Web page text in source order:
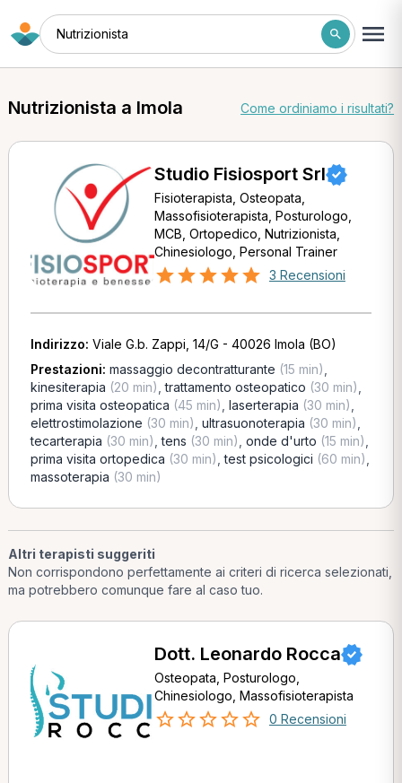
Nutrizionista
Nutrizionista a Imola Come ordiniamo i risultati?
Studio Fisiosport Srl
Fisioterapista, Osteopata,
Massofisioterapista, Posturologo,
MCB, Ortopedico, Nutrizionista,
Chinesiologo, Personal Trainer
3 Recensioni
Indirizzo: Viale G.b. Zappi, 14/G - 40026 Imola (BO)
Prestazioni: massaggio decontratturante (15 min)
kinesiterapia (20 min) ,trattamento osteopatico (30 min)
prima visita osteopatica (45 min) laserterapia (30 min)
elettrostimolazione (30 min) ultrasuonoterapia (30 min)
tecarterapia (30 min) ,tens (30 min) onde d'urto (15 min)
prima visita ortopedica (30 min) ,test psicologici (60 min)
massoterapia (30 min)
Altri terapisti suggeriti
Non corrispondono perfettamente ai criteri di ricerca selezionati,
ma potrebbero comunque fare al caso tuo.
Dott. Leonardo Rocca
Osteopata, Posturologo,
Chinesiologo, Massofisioterapista
0 Recensioni